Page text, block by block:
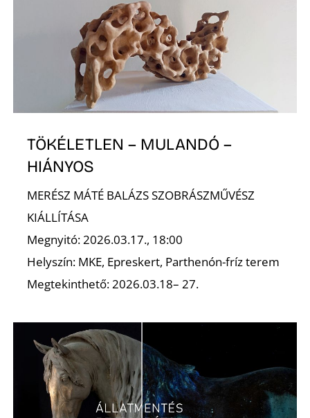
TÖKÉLETLEN – MULANDÓ –
HIÁNYOS
MERÉSZ MÁTÉ BALÁZS SZOBRÁSZMŰVÉSZ
KIÁLLÍTÁSA
Megnyitó: 2026.03.17., 18:00
Helyszín: MKE, Epreskert, Parthenón-fríz terem
Megtekinthető: 2026.03.18– 27.